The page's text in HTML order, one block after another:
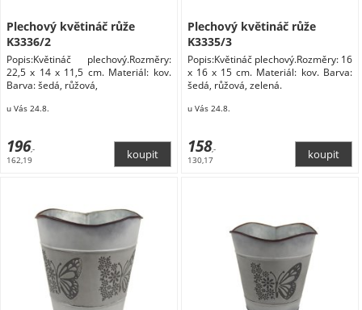
Plechový květináč růže
K3336/2
Popis:Květináč plechový.Rozměry:
22,5 x 14 x 11,5 cm. Materiál: kov.
Barva: šedá, růžová,
u Vás 24.8.
196,-
162,19
Plechový květináč růže
K3335/3
Popis:Květináč plechový.Rozměry: 16
x 16 x 15 cm. Materiál: kov. Barva:
šedá, růžová, zelená.
u Vás 24.8.
158,-
130,17